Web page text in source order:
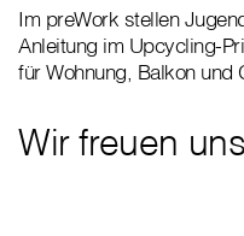
Im preWork stellen
Anleitung im Upcycling-
für Wohnung, Balkon und
Wir freuen